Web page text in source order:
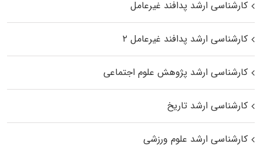
کارشناسی ارشد پدافند غیرعامل
کارشناسی ارشد پدافند غیرعامل ۲
کارشناسی ارشد پژوهش علوم اجتماعی
کارشناسی ارشد تاریخ
کارشناسی ارشد علوم ورزشی